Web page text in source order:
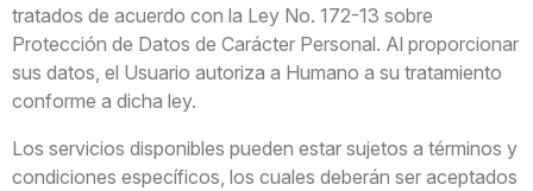
tratados de acuerdo con la Ley No. 172-13 sobre
Protección de Datos de Carácter Personal. Al proporcionar
sus datos, el Usuario autoriza a Humano a su tratamiento
conforme a dicha ley.
Los servicios disponibles pueden estar sujetos a términos y
condiciones específicos, los cuales deberán ser aceptados